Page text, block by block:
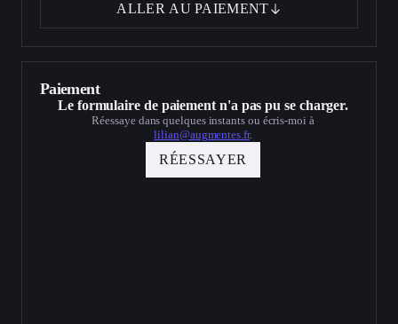
ALLER AU PAIEMENT
Paiement
Le formulaire de paiement n'a pas pu se charger.
Réessaye dans quelques instants ou écris-moi à
lilian@augmentes.fr.
RÉESSAYER